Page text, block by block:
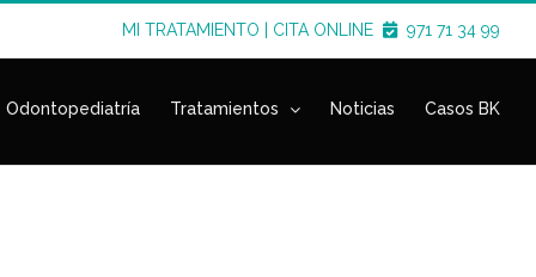
MI TRATAMIENTO CITA ONLINE 971 71 34 99
Odontopediatría Tratamientos Noticias Casos BK